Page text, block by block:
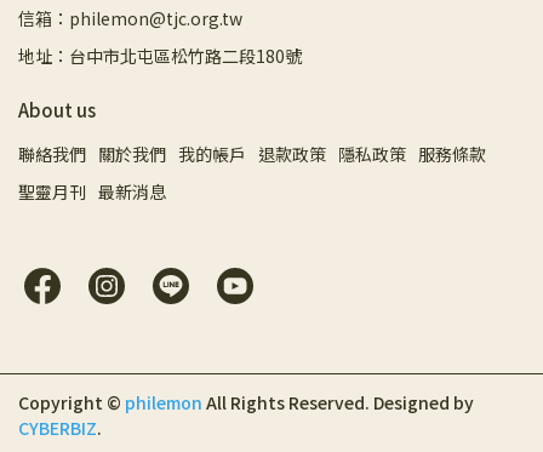
信箱：philemon@tjc.org.tw
地址：台中市北屯區松竹路二段180號
About us
聯絡我們 關於我們 我的帳戶 退款政策 隱私政策 服務條款
聖靈月刊 最新消息
Copyright © philemon All Rights Reserved. Designed by
CYBERBIZ.